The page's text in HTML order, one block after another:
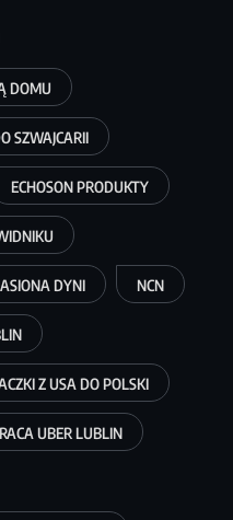
DOMU
SZWAJCARII
ECHOSON PRODUKTY
DYNI NCN
Z USA DO POLSKI
UBER LUBLIN